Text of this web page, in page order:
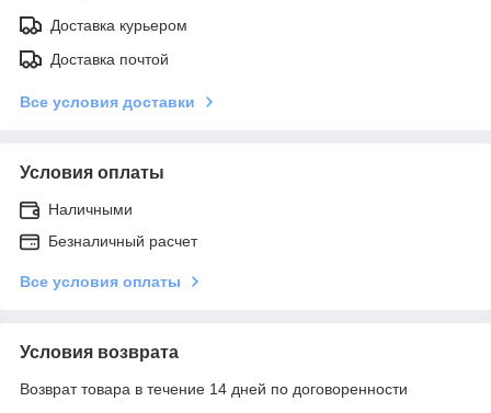
Доставка курьером
Доставка почтой
Все условия доставки
Условия оплаты
Наличными
Безналичный расчет
Все условия оплаты
Условия возврата
Возврат товара в течение 14 дней по договоренности